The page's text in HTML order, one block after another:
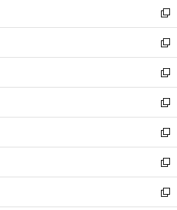
く
ド
ウ
で
開
く
ィ
ン
ド
ウ
で
開
く
い
ウ
ィ
ン
ド
ウ
で
開
く
新
し
い
ウ
ィ
ン
ド
ウ
で
開
く
新
し
い
ウ
ィ
ン
ド
ウ
で
開
く
新
し
い
ウ
ィ
ン
ド
ウ
で
開
新
し
い
ウ
ィ
ン
ド
ウ
新
し
い
ウ
ィ
新
し
い
新